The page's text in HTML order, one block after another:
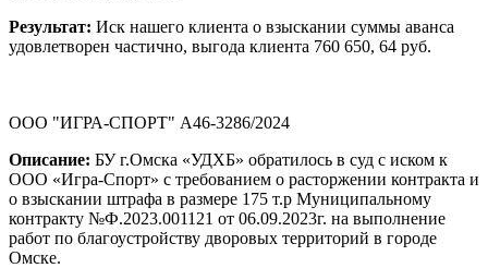
Результат: Иск нашего клиента о взыскании суммы аванса
удовлетворен частично, выгода клиента 760 650, 64 руб.
ООО "ИГРА-СПОРТ" А46-3286/2024
Описание: БУ г.Омска «УДХБ» обратилось в суд с иском к
ООО «Игра-Спорт» с требованием о расторжении контракта и
о взыскании штрафа в размере 175 т.р Муниципальному
контракту №Ф.2023.001121 от 06.09.2023г. на выполнение
работ по благоустройству дворовых территорий в городе
Омске.